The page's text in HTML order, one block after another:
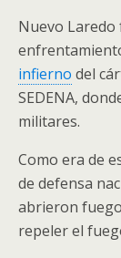
Nuevo
infierno del
SEDENA,
militares.
Como era de
de defensa
abrieron
repeler el